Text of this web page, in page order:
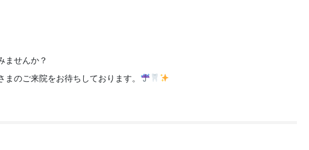
ませんか？
のご来院をお待ちしております。